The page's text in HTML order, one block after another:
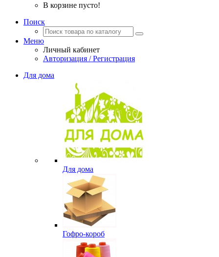
В корзине пусто!
Поиск
Меню
Личный кабинет
Авторизация / Регистрация
Для дома
Для дома
Гофро-короб